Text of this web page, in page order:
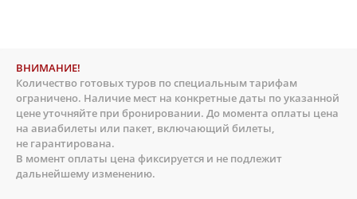
ВНИМАНИЕ!
Количество готовых туров по специальным тарифам
ограничено. Наличие мест на конкретные даты по указанной
цене уточняйте при бронировании. До момента оплаты цена
на авиабилеты или пакет, включающий билеты,
не гарантирована.
В момент оплаты цена фиксируется и не подлежит
дальнейшему изменению.